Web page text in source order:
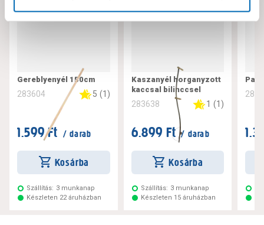
Gereblyenyél 150cm
283604 5 (1)
1.599 Ft / darab
Kosárba
Szállítás: 3 munkanap
Készleten 22 áruházban
Kaszanyél horganyzott
kaccsal bilinccsel
283638 1 (1)
6.899 Ft / darab
Kosárba
Szállítás: 3 munkanap
Készleten 15 áruházban